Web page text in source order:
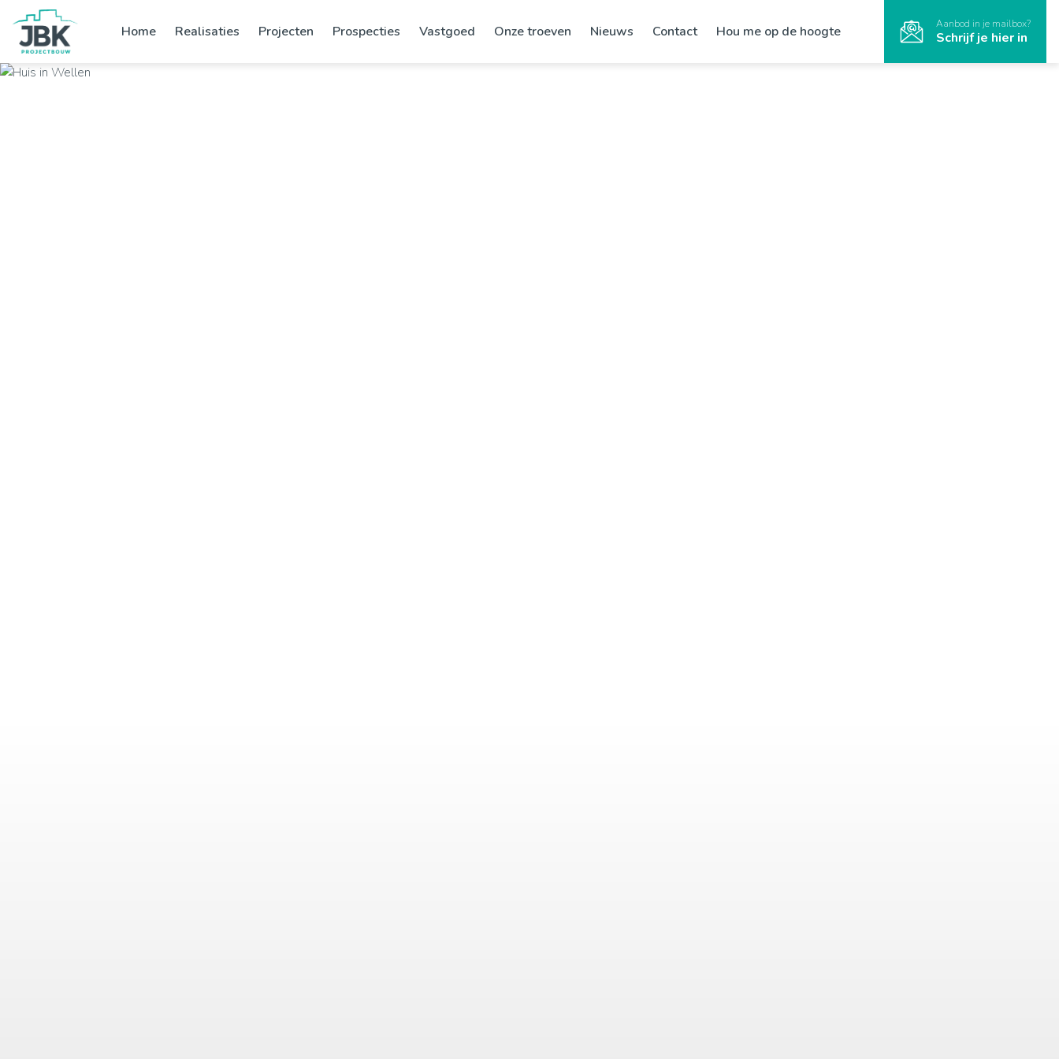
Home Realisaties Projecten Prospecties Vastgoed Onze troeven Nieuws Contact Hou me op de hoogte Aanbod in je mailbox?
Schrijf je hier in